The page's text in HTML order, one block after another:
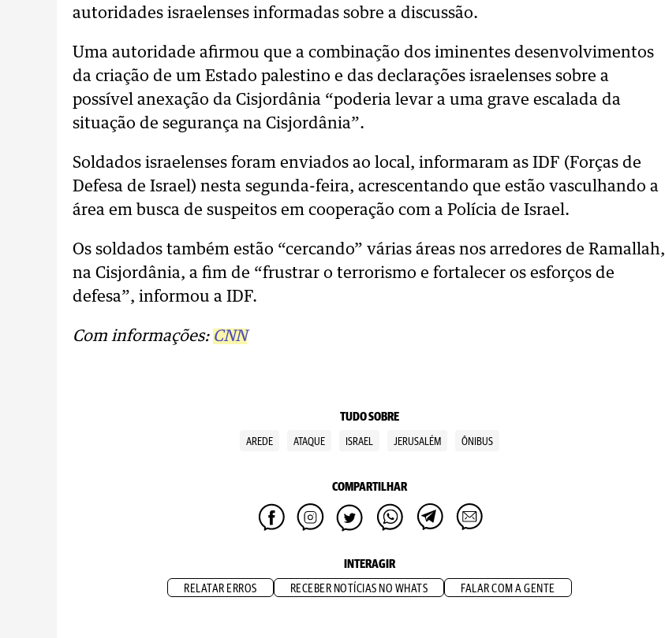
autoridades israelenses informadas sobre a discussão.
Uma autoridade afirmou que a combinação dos iminentes desenvolvimentos
da criação de um Estado palestino e das declarações israelenses sobre a
possível anexação da Cisjordânia “poderia levar a uma grave escalada da
situação de segurança na Cisjordânia”.
Soldados israelenses foram enviados ao local, informaram as IDF (Forças de
Defesa de Israel) nesta segunda-feira, acrescentando que estão vasculhando a
área em busca de suspeitos em cooperação com a Polícia de Israel.
Os soldados também estão “cercando” várias áreas nos arredores de Ramallah,
na Cisjordânia, a fim de “frustrar o terrorismo e fortalecer os esforços de
defesa”, informou a IDF.
Com informações: CNN
TUDO SOBRE
AREDE ATAQUE ISRAEL JERUSALÉM ÔNIBUS
COMPARTILHAR
INTERAGIR
RELATAR ERROS RECEBER NOTÍCIAS NO WHATS FALAR COM A GENTE